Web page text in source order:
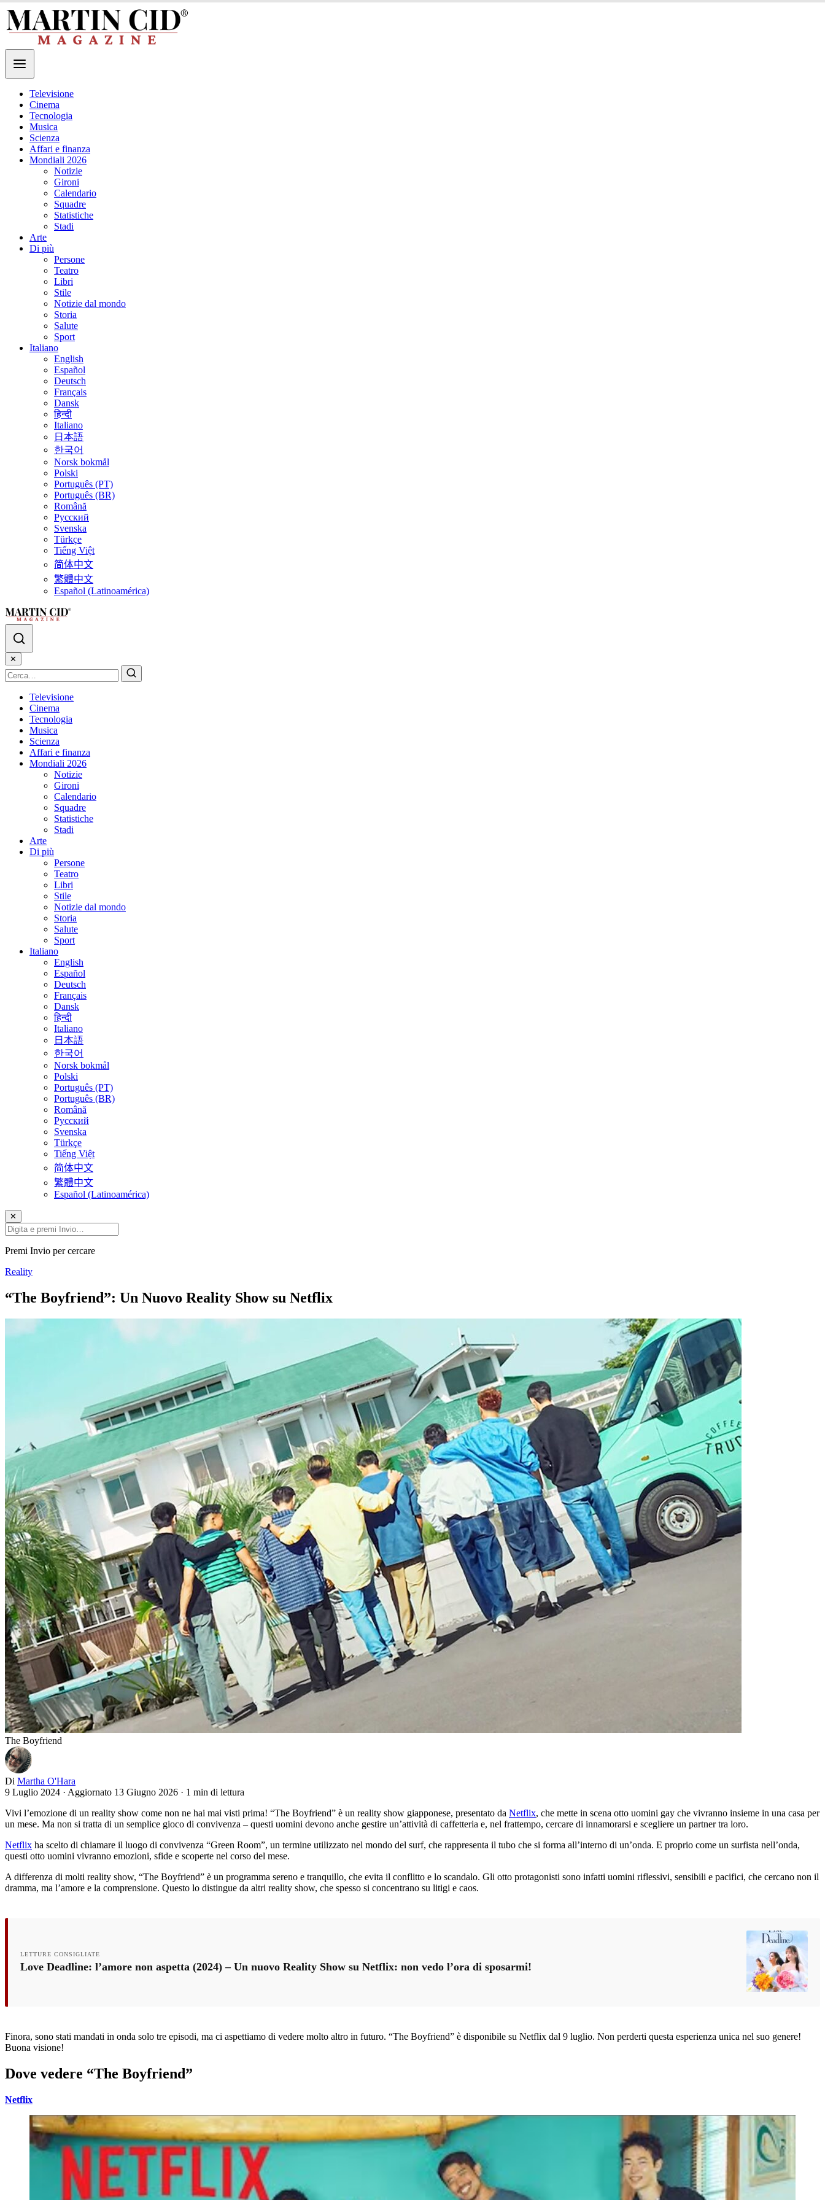
Televisione
Cinema
Tecnologia
Musica
Scienza
Affari e finanza
Mondiali 2026
Notizie
Gironi
Calendario
Squadre
Statistiche
Stadi
Arte
Di più
Persone
Teatro
Libri
Stile
Notizie dal mondo
Storia
Salute
Sport
Italiano
English
Español
Deutsch
Français
Dansk
हिन्दी
Italiano
日本語
한국어
Norsk bokmål
Polski
Português (PT)
Português (BR)
Română
Русский
Svenska
Türkçe
Tiếng Việt
简体中文
繁體中文
Español (Latinoamérica)
✕
Televisione
Cinema
Tecnologia
Musica
Scienza
Affari e finanza
Mondiali 2026
Notizie
Gironi
Calendario
Squadre
Statistiche
Stadi
Arte
Di più
Persone
Teatro
Libri
Stile
Notizie dal mondo
Storia
Salute
Sport
Italiano
English
Español
Deutsch
Français
Dansk
हिन्दी
Italiano
日本語
한국어
Norsk bokmål
Polski
Português (PT)
Português (BR)
Română
Русский
Svenska
Türkçe
Tiếng Việt
简体中文
繁體中文
Español (Latinoamérica)
✕
Premi Invio per cercare
Reality
“The Boyfriend”: Un Nuovo Reality Show su Netflix
The Boyfriend
Di Martha O'Hara
9 Luglio 2024 · Aggiornato 13 Giugno 2026 · 1 min di lettura
Vivi l’emozione di un reality show come non ne hai mai visti prima! “The Boyfriend” è un reality show giapponese, presentato da Netflix, che mette in scena otto uomini gay che vivranno insieme in una casa per
un mese. Ma non si tratta di un semplice gioco di convivenza – questi uomini devono anche gestire un’attività di caffetteria e, nel frattempo, cercare di innamorarsi e scegliere un partner tra loro.
Netflix ha scelto di chiamare il luogo di convivenza “Green Room”, un termine utilizzato nel mondo del surf, che rappresenta il tubo che si forma all’interno di un’onda. E proprio come un surfista nell’onda,
questi otto uomini vivranno emozioni, sfide e scoperte nel corso del mese.
A differenza di molti reality show, “The Boyfriend” è un programma sereno e tranquillo, che evita il conflitto e lo scandalo. Gli otto protagonisti sono infatti uomini riflessivi, sensibili e pacifici, che cercano non il
dramma, ma l’amore e la comprensione. Questo lo distingue da altri reality show, che spesso si concentrano su litigi e caos.
LETTURE CONSIGLIATE
Love Deadline: l’amore non aspetta (2024) – Un nuovo Reality Show su Netflix: non vedo l’ora di sposarmi!
Finora, sono stati mandati in onda solo tre episodi, ma ci aspettiamo di vedere molto altro in futuro. “The Boyfriend” è disponibile su Netflix dal 9 luglio. Non perderti questa esperienza unica nel suo genere!
Buona visione!
Dove vedere “The Boyfriend”
Netflix